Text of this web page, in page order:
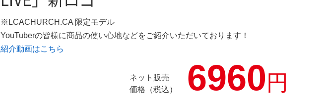
※LCACHURCH.CA 限定モデル
YouTuberの皆様に商品の使い心地などをご紹介いただいております！
紹介動画はこちら
ネット販売
価格（税込）
6960円